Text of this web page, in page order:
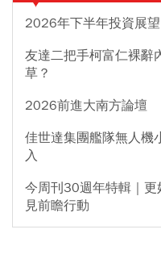
2026年下半年投資展
友達二把手柯富仁裸辭
草？
2026前進大南方論壇
佳世達集團艦隊無人機
入
今周刊30週年特輯｜
見前瞻行動